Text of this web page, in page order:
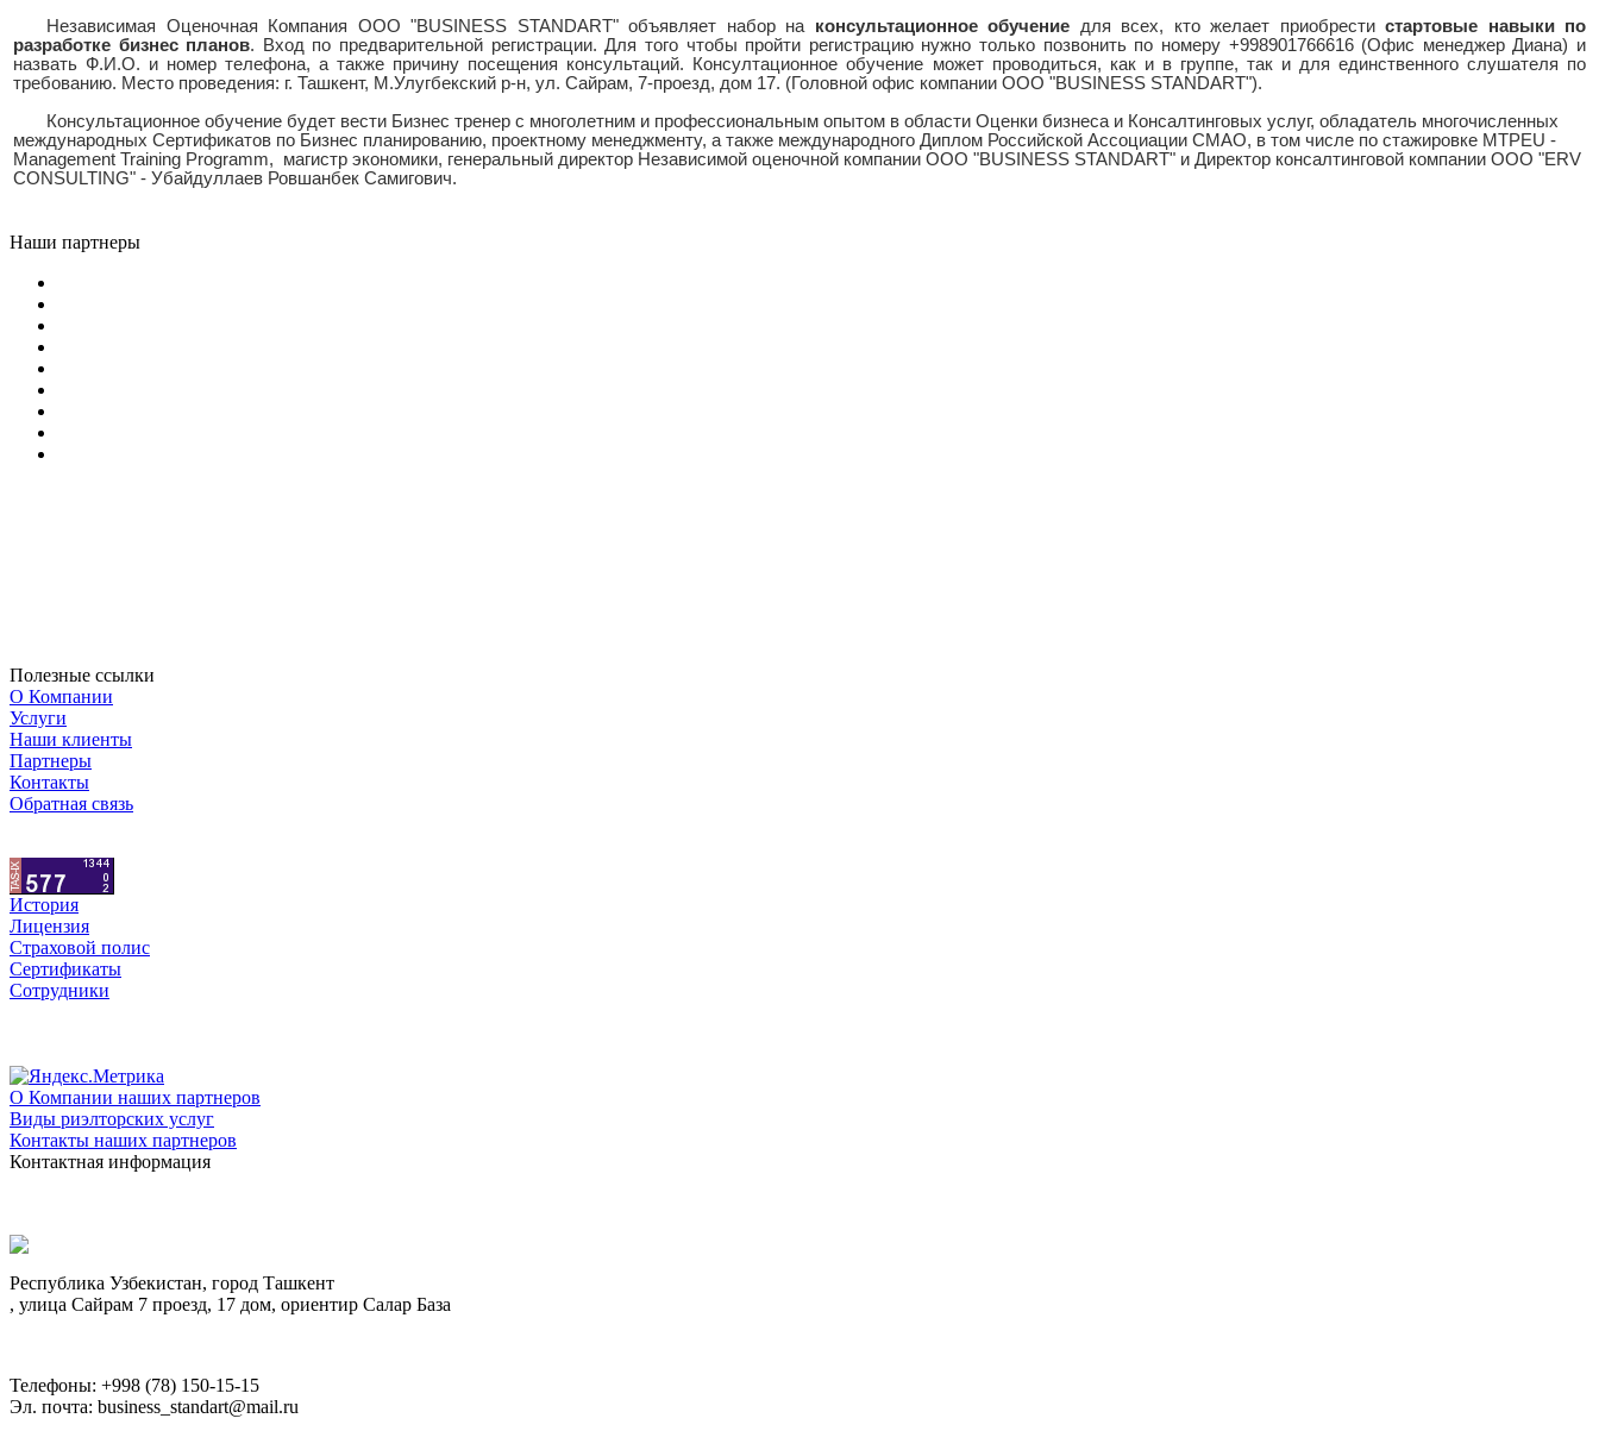
Независимая Оценочная Компания ООО "BUSINESS STANDART" объявляет набор на консультационное обучение для всех, кто желает приобрестистартовые навыки по
разработке бизнес планов. Вход по предварительной регистрации. Для того чтобы пройти регистрацию нужно только позвонить по номеру +998901766616 (Офис менеджер Диана) и
назвать Ф.И.О. и номер телефона, а также причину посещения консультаций. Консултационное обучение может проводиться, как и в группе, так и для единственного слушателя по
требованию. Место проведения: г. Ташкент, М.Улугбекский р-н, ул. Сайрам, 7-проезд, дом 17. (Головной офис компании ООО "BUSINESS STANDART").
Консультационное обучение будет вести Бизнес тренер с многолетним и профессиональным опытом в области Оценки бизнеса и Консалтинговых услуг, обладатель многочисленных
международных Сертификатов по Бизнес планированию, проектному менеджменту, а также международного Диплом Российской Ассоциации СМАО, в том числе по стажировке MTPEU -
Management Training Programm, магистр экономики, генеральный директор Независимой оценочной компании ООО "BUSINESS STANDART" и Директор консалтинговой компании ООО "ERV
CONSULTING" - Убайдуллаев Ровшанбек Самигович.
Наши партнеры
Полезные ссылки
О Компании
Услуги
Наши клиенты
Партнеры
Контакты
Обратная связь
История
Лицензия
Страховой полис
Сертификаты
Сотрудники
О Компании наших партнеров
Виды риэлторских услуг
Контакты наших партнеров
Контактная информация
Республика Узбекистан, город Ташкент
, улица Сайрам 7 проезд, 17 дом, ориентир Салар База
Телефоны: +998 (78) 150-15-15
Эл. почта: business_standart@mail.ru